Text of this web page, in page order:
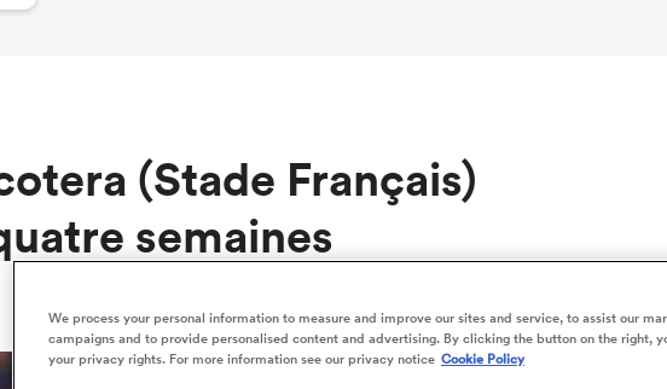
(Stade Français)
semaines
Published: 18 Mars 2025 12:07 PDT
We process your personal information to measure and improve our sites and service, to assist our
campaigns and to provide personalised content and advertising. By clicking the button on the right,
your privacy rights. For more information see our privacy notice Cookie Policy